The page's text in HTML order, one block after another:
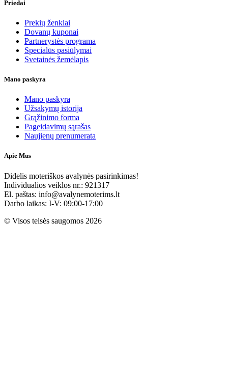
Priedai
Prekių ženklai
Dovanų kuponai
Partnerystės programa
Specialūs pasiūlymai
Svetainės žemėlapis
Mano paskyra
Mano paskyra
Užsakymų istorija
Grąžinimo forma
Pageidavimų sąrašas
Naujienų prenumerata
Apie Mus
Didelis moteriškos avalynės pasirinkimas!
Individualios veiklos nr.: 921317
El. paštas: info@avalynemoterims.lt
Darbo laikas: I-V: 09:00-17:00
© Visos teisės saugomos 2026